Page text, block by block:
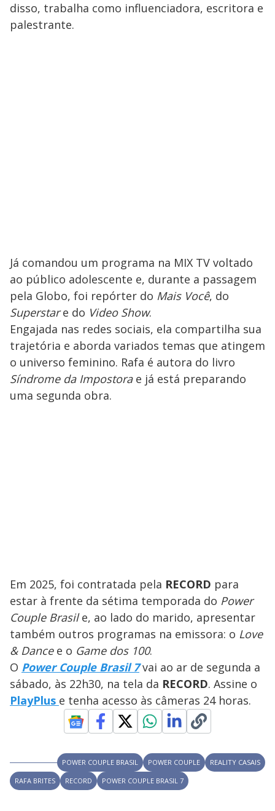
disso, trabalha como influenciadora, escritora e
palestrante.
Já comandou um programa na MIX TV voltado
ao público adolescente e, durante a passagem
pela Globo, foi repórter do Mais Você, do
Superstare do Video Show.
Engajada nas redes sociais, ela compartilha sua
trajetória e aborda variados temas que atingem
o universo feminino. Rafa é autora do livro
Síndrome da Impostorae já está preparando
uma segunda obra.
Em 2025, foi contratada pela RECORD para
estar à frente da sétima temporada do Power
Couple Brasile, ao lado do marido, apresentar
também outros programas na emissora: o Love
& Dancee o Game dos 100.
O Power Couple Brasil 7vai ao ar de segunda a
sábado, às 22h30, na tela da RECORD. Assine o
PlayPlus e tenha acesso às câmeras 24 horas.
POWER COUPLE BRASIL POWER COUPLE
REALITY CASAIS
RAFA BRITES
RECORD POWER COUPLE BRASIL 7